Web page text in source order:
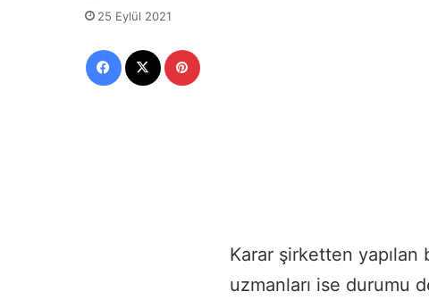
Karar şirketten yapılan
uzmanları ise durumu
25 Eylül 2021